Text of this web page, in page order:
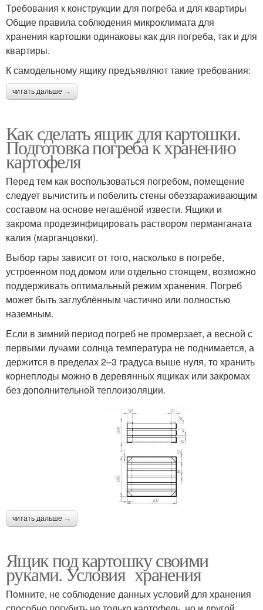
Требования к конструкции для погреба и для квартиры
Общие правила соблюдения микроклимата для
хранения картошки одинаковы как для погреба, так и для
квартиры.
К самодельному ящику предъявляют такие требования:
читать дальше →
Как сделать ящик для картошки.
Подготовка погреба к хранению
картофеля
Перед тем как воспользоваться погребом, помещение
следует вычистить и побелить стены обеззараживающим
составом на основе негашёной извести. Ящики и
закрома продезинфицировать раствором перманганата
калия (марганцовки).
Выбор тары зависит от того, насколько в погребе,
устроенном под домом или отдельно стоящем, возможно
поддерживать оптимальный режим хранения. Погреб
может быть заглублённым частично или полностью
наземным.
Если в зимний период погреб не промерзает, а весной с
первыми лучами солнца температура не поднимается, а
держится в пределах 2–3 градуса выше нуля, то хранить
корнеплоды можно в деревянных ящиках или закромах
без дополнительной теплоизоляции.
читать дальше →
Ящик под картошку своими
руками. Условия хранения
Помните, не соблюдение данных условий для хранения